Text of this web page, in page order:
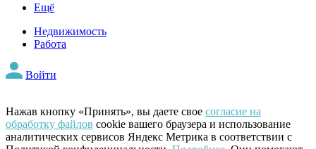
Ещё
Недвижимость
Работа
Войти
Нажав кнопку «Принять», вы даете свое согласие на
обработку файлов cookie вашего браузера и использование
аналитических сервисов Яндекс Метрика в соответствии с